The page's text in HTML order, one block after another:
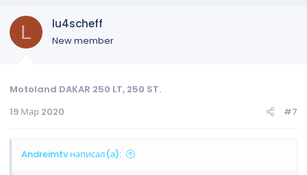
L lu4scheff
New member
Motoland DAKAR 250 LT, 250 ST.
19 Мар 2020
#7
Andreimtv написал(а):